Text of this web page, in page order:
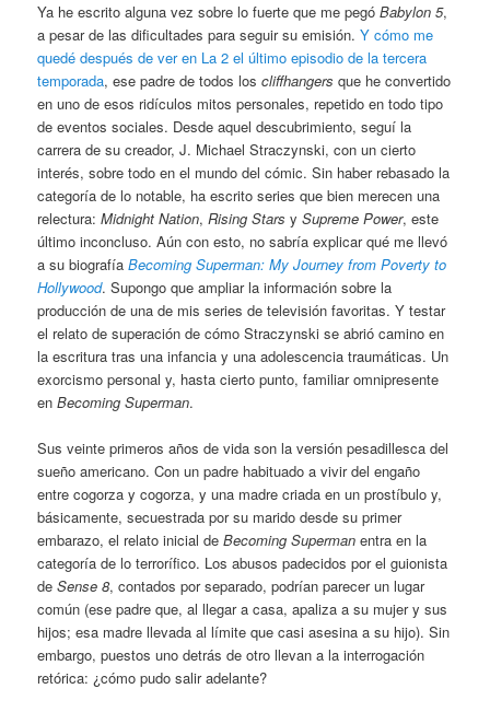
Ya he escrito alguna vez sobre lo fuerte que me pegóBabylon 5,
a pesar de las dificultades para seguir su emisión.Y cómo me
quedé después de ver en La 2 el último episodio de la tercera
temporada, ese padre de todos loscliffhangers que he convertido
en uno de esos ridículos mitos personales, repetido en todo tipo
de eventos sociales. Desde aquel descubrimiento, seguí la
carrera de su creador, J. Michael Straczynski, con un cierto
interés, sobre todo en el mundo del cómic. Sin haber rebasado la
categoría de lo notable, ha escrito series que bien merecen una
relectura:Midnight Nation,Rising Stars ySupreme Power, este
último inconcluso. Aún con esto, no sabría explicar qué me llevó
a su biografíaBecoming Superman: My Journey from Poverty to
Hollywood. Supongo que ampliar la información sobre la
producción de una de mis series de televisión favoritas. Y testar
el relato de superación de cómo Straczynski se abrió camino en
la escritura tras una infancia y una adolescencia traumáticas. Un
exorcismo personal y, hasta cierto punto, familiar omnipresente
enBecoming Superman.
Sus veinte primeros años de vida son la versión pesadillesca del
sueño americano. Con un padre habituado a vivir del engaño
entre cogorza y cogorza, y una madre criada en un prostíbulo y,
básicamente, secuestrada por su marido desde su primer
embarazo, el relato inicial deBecoming Superman entra en la
categoría de lo terrorífico. Los abusos padecidos por el guionista
deSense 8, contados por separado, podrían parecer un lugar
común (ese padre que, al llegar a casa, apaliza a su mujer y sus
hijos; esa madre llevada al límite que casi asesina a su hijo). Sin
embargo, puestos uno detrás de otro llevan a la interrogación
retórica: ¿cómo pudo salir adelante?